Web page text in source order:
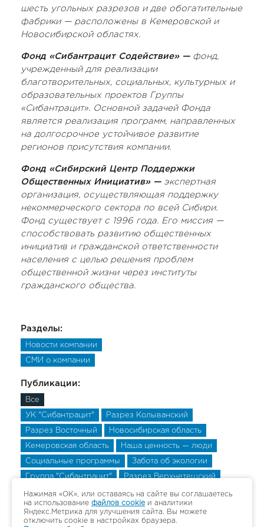
шесть угольных разрезов и две обогатительные
фабрики — расположены в Кемеровской и
Новосибирской областях.
Фонд «Сибантрацит Содействие» — фонд,
учрежденный для реализации
благотворительных, социальных, культурных и
образовательных проектов Группы
«Сибантрацит». Основной задачей Фонда
является реализация программ, направленных
на долгосрочное устойчивое развитие
регионов присутствия компании.
Фонд «Сибирский Центр Поддержки
Общественных Инициатив» — экспертная
организация, осуществляющая поддержку
некоммерческого сектора по всей Сибири.
Фонд существует с 1996 года. Его миссия —
способствовать развитию общественных
инициатив и гражданской ответственности
населения с целью решения проблем
общественной жизни через институты
гражданского общества.
Разделы:
Новости компании
СМИ о компании
Публикации:
Все
УК "Сибантрацит" Разрез Колыванский
Разрез Восточный Новосибирская область
Кемеровская область Наша ценность — люди
Социальные программы Забота об экологии
Группа "Сибантрацит" Разрез Верхнетешский
Разрез Верхнетешский Разрез Верхнетешский
Нажимая «ОК», или оставаясь на сайте вы соглашаетесь
на использование файлов cookie и аналитики
Яндекс.Метрика для улучшения сайта. Вы можете
отключить cookie в настройках браузера.